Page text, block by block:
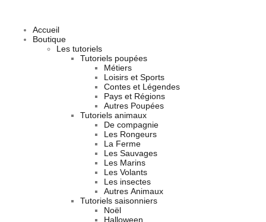
Accueil
Boutique
Les tutoriels
Tutoriels poupées
Métiers
Loisirs et Sports
Contes et Légendes
Pays et Régions
Autres Poupées
Tutoriels animaux
De compagnie
Les Rongeurs
La Ferme
Les Sauvages
Les Marins
Les Volants
Les insectes
Autres Animaux
Tutoriels saisonniers
Noël
Halloween